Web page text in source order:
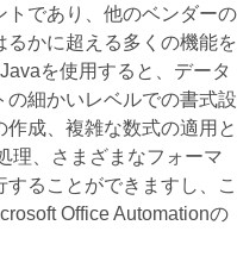
トであり、他のベンダーの
かに超える多くの機能を
を使用すると、データ
細かいレベルでの書式設
成、複雑な数式の適用と
理、さまざまなフォーマ
ることができますし、こ
Office Automationの